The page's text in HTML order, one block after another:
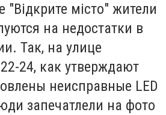
"Відкрите місто" жители
на недостатки в
Так, на улице
24, как утверждают
неисправные LED
запечатлели на фото